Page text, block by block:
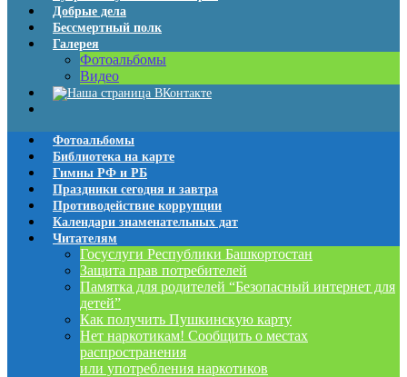
Добрые дела
Бессмертный полк
Галерея
Фотоальбомы
Видео
Фотоальбомы
Библиотека на карте
Гимны РФ и РБ
Праздники сегодня и завтра
Противодействие коррупции
Календари знаменательных дат
Читателям
Госуслуги Республики Башкортостан
Защита прав потребителей
Памятка для родителей “Безопасный интернет для
детей”
Как получить Пушкинскую карту
Нет наркотикам! Сообщить о местах
распространения
или употребления наркотиков